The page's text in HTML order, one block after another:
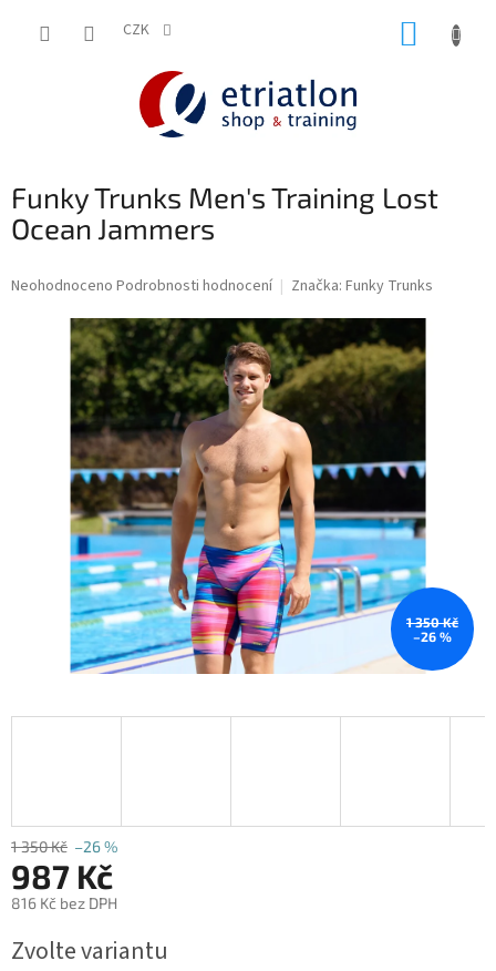
CZK
Funky Trunks Men's Training Lost
Ocean Jammers
Průměrné
hvězdiček.
Neohodnoceno Podrobnosti hodnocení Značka: Funky Trunks
1 350 Kč
–26 %
1 350 Kč –26 %
987 Kč
816 Kč bez DPH
cena:
Zvolte variantu
shop.etriatlon.cz - Chat